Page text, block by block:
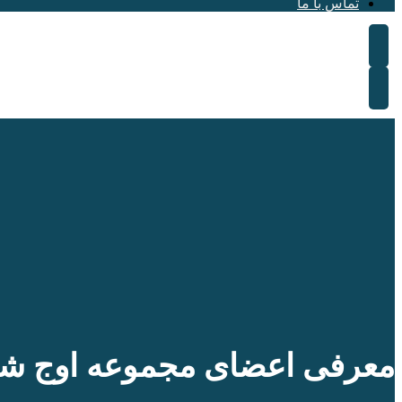
تماس با ما
معرفی اعضای مجموعه اوج